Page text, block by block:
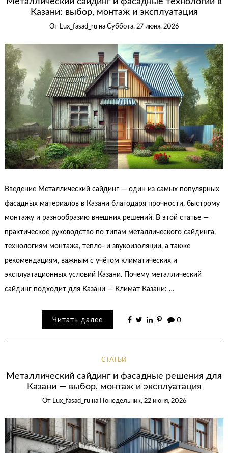
Казани: выбор, монтаж и эксплуатация
От Lux_fasad_ru на Суббота, 27 июня, 2026
Введение Металлический сайдинг — один из самых популярных
фасадных материалов в Казани благодаря прочности, быстрому
монтажу и разнообразию внешних решений. В этой статье —
практическое руководство по типам металлического сайдинга,
технологиям монтажа, тепло- и звукоизоляции, а также
рекомендациям, важным с учётом климатических и
эксплуатационных условий Казани. Почему металлический
сайдинг подходит для Казани — Климат Казани: …
Читать далее 0
СТАТЬИ
Металлический сайдинг и фасадные решения для
Казани — выбор, монтаж и эксплуатация
От Lux_fasad_ru на Понедельник, 22 июня, 2026